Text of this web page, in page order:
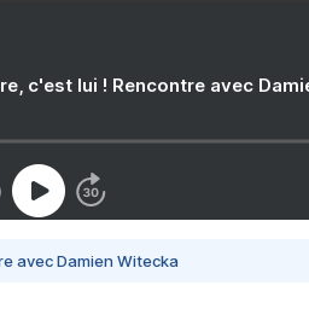
c'est lui ! Rencontre avec
avec Damien Witecka